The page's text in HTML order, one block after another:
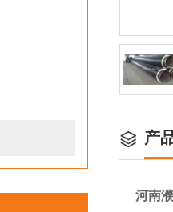
产
河南